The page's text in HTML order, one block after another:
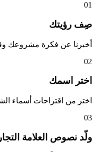
01
صِف رؤيتك
أخبرنا عن فكرة مشروعك
02
اختر اسمك
اختر من اقتراحات أسماء
03
ولّد نصوص العلامة